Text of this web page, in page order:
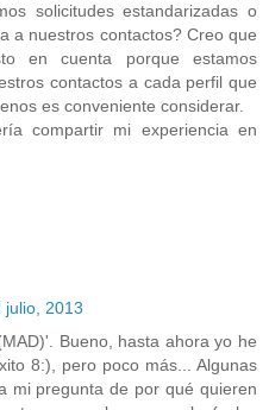
solicitudes estandarizadas o
a nuestros contactos? Creo que
en cuenta porque estamos
contactos a cada perfil que
es conveniente considerar.
compartir mi experiencia en
julio, 2013
Bueno, hasta ahora yo he
8:), pero poco más... Algunas
mi pregunta de por qué quieren